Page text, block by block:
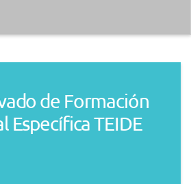
de Formación
Específica TEIDE